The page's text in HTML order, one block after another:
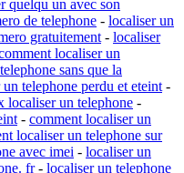
quelqu un avec son
de telephone - localiser un
gratuitement - localiser
localiser un
sans que la
telephone perdu et eteint -
localiser un telephone -
- comment localiser un
localiser un telephone sur
avec imei - localiser un
fr- localiser un telephone